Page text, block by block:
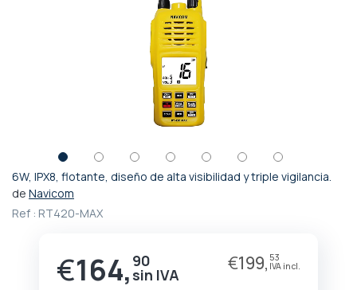
6W, IPX8, flotante, diseño de alta visibilidad y triple vigilancia.
de Navicom
Ref : RT420-MAX
Precio
especial
€164, 90 €199, 53
Saltar
al
comienzo